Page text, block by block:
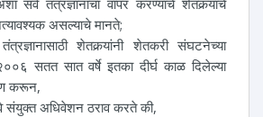
असल्याचे मानते;
शेतकर्‍यांनी शेतकरी संघटनेच्या
सतत सात वर्षे इतका दीर्घ काळ दिलेल्या
करून,
अधिवेशन ठराव करते की,